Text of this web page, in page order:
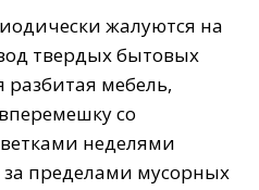
жалуются на
твердых бытовых
разбитая мебель,
со
неделями
пределами мусорных